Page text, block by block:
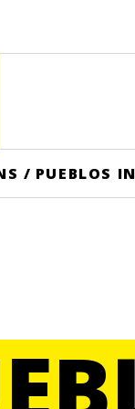
/ PUEBLOS